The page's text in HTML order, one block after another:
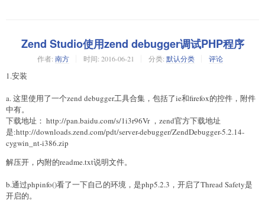
Zend Studio使用zend debugger调试PHP程序
作者: 南方 时间: 2016-06-21 分类: 默认分类 评论
1.安装
a. 这里使用了一个zend debugger工具合集，包括了ie和firefox的控件，附件
中有。
下载地址： http://pan.baidu.com/s/1i3r96Vr ，zend官方下载地址
是:http://downloads.zend.com/pdt/server-debugger/ZendDebugger-5.2.14-
cygwin_nt-i386.zip
解压开，内附的readme.txt说明文件。
b.通过phpinfo()看了一下自己的环境，是php5.2.3，开启了Thread Safety是
开启的。